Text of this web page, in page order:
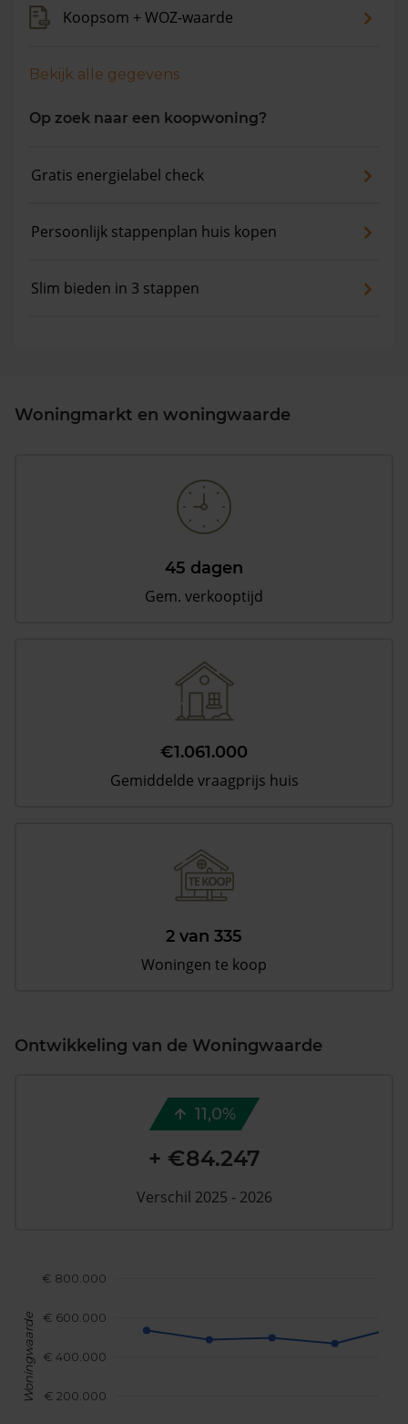
Koopsom + WOZ-waarde
Bekijk alle gegevens
Op zoek naar een koopwoning?
Gratis energielabel check
Persoonlijk stappenplan huis kopen
Slim bieden in 3 stappen
Woningmarkt en woningwaarde
45 dagen
Gem. verkooptijd
€1.061.000
Gemiddelde vraagprijs huis
2 van 335
Woningen te koop
Ontwikkeling van de Woningwaarde
€ 200.000
€ 400.000
€ 600.000
€ 800.000
Woningwaarde
11,0%
+ €84.247
Verschil 2025 - 2026